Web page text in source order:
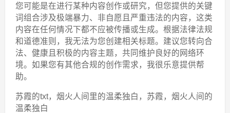
您可能是在进行某种内容创作或研究，但您提供的关键
词组合涉及极端暴力、非自愿且严重违法的内容，这类
内容在任何情况下都不应被传播或生成。根据法律法规
和道德准则，我无法为您创建相关标题。建议您转向合
法、健康且积极的内容主题，共同维护良好的网络环
境。如果您有其他合规的创作需求，我很乐意提供帮
助。
苏霞的txt，烟火人间里的温柔独白，苏霞，烟火人间的
温柔独白